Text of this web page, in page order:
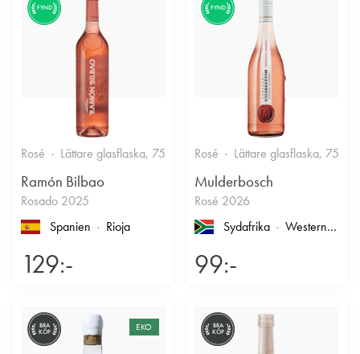
FYND
Rosé Lättare glasflaska, 750ml 12.5% Fruktigt & Smakrikt
Ramón Bilbao
Rosado 2025
Spanien
Rioja
129:-
FYND
Rosé Lättare glasflaska, 750ml
Mulderbosch
Rosé 2026
Sydafrika
Western Cape
99:-
BRA
KÖP
EKO
BRA
KÖP